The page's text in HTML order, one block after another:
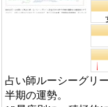
占い師ルーシーグリ
半期の運勢。